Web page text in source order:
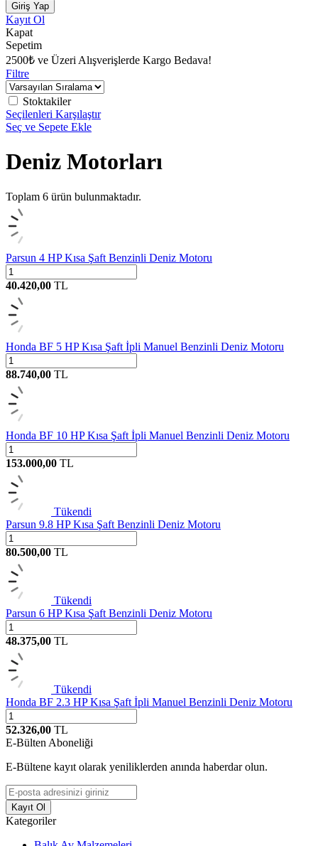
Giriş Yap
Kayıt Ol
Kapat
Sepetim
2500₺ ve Üzeri Alışverişlerde Kargo Bedava!
Filtre
Stoktakiler
Seçilenleri Karşılaştır
Seç ve Sepete Ekle
Deniz Motorları
Toplam 6 ürün bulunmaktadır.
Parsun 4 HP Kısa Şaft Benzinli Deniz Motoru
40.420,00 TL
Honda BF 5 HP Kısa Şaft İpli Manuel Benzinli Deniz Motoru
88.740,00 TL
Honda BF 10 HP Kısa Şaft İpli Manuel Benzinli Deniz Motoru
153.000,00 TL
Tükendi
Parsun 9.8 HP Kısa Şaft Benzinli Deniz Motoru
80.500,00 TL
Tükendi
Parsun 6 HP Kısa Şaft Benzinli Deniz Motoru
48.375,00 TL
Tükendi
Honda BF 2.3 HP Kısa Şaft İpli Manuel Benzinli Deniz Motoru
52.326,00 TL
E-Bülten Aboneliği
E-Bültene kayıt olarak yeniliklerden anında haberdar olun.
Kayıt Ol
Kategoriler